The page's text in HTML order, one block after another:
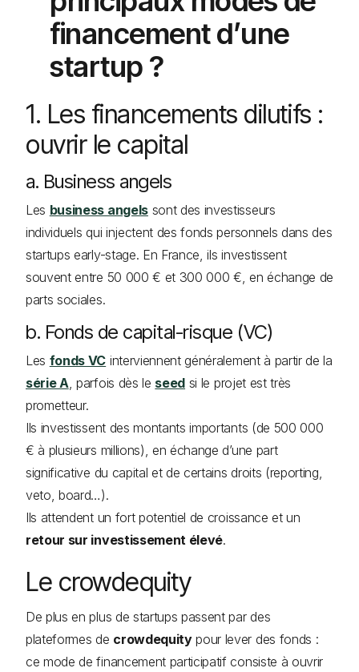
financement d’une
startup ?
1. Les financements dilutifs :
ouvrir le capital
a. Business angels
Les business angelssont des investisseurs
individuels qui injectent des fonds personnels dans des
startups early-stage. En France, ils investissent
souvent entre 50 000 € et 300 000 €, en échange de
parts sociales.
b. Fonds de capital-risque (VC)
Les fonds VC interviennent généralement à partir de la
série A , parfois dès le seed si le projet est très
prometteur.
Ils investissent des montants importants (de 500 000
€ à plusieurs millions), en échange d’une part
significative du capital et de certains droits (reporting,
veto, board…).
Ils attendent un fort potentiel de croissance et un
retour sur investissement élevé.
Le crowdequity
De plus en plus de startups passent par des
plateformes de crowdequitypour lever des fonds :
ce mode de financement participatif consiste à ouvrir